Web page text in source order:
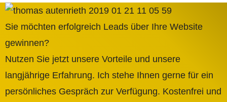
Sie möchten erfolgreich Leads über Ihre Website
gewinnen?
Nutzen Sie jetzt unsere Vorteile und unsere
langjährige Erfahrung. Ich stehe Ihnen gerne für ein
persönliches Gespräch zur Verfügung. Kostenfrei und